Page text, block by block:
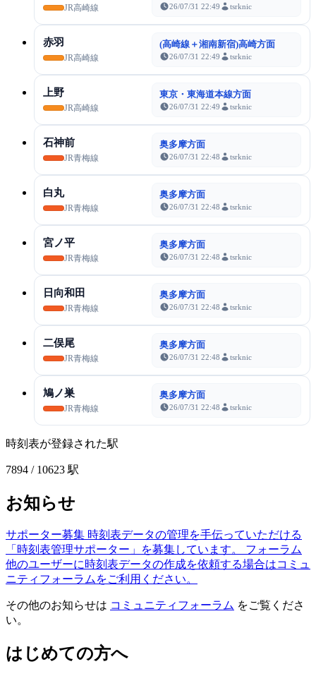
JR高崎線 26/07/31 22:49 tsrknic
赤羽
JR高崎線
(高崎線＋湘南新宿)高崎方面
26/07/31 22:49 tsrknic
上野
JR高崎線
東京・東海道本線方面
26/07/31 22:49 tsrknic
石神前
JR青梅線
奥多摩方面
26/07/31 22:48 tsrknic
白丸
JR青梅線
奥多摩方面
26/07/31 22:48 tsrknic
宮ノ平
JR青梅線
奥多摩方面
26/07/31 22:48 tsrknic
日向和田
JR青梅線
奥多摩方面
26/07/31 22:48 tsrknic
二俣尾
JR青梅線
奥多摩方面
26/07/31 22:48 tsrknic
鳩ノ巣
JR青梅線
奥多摩方面
26/07/31 22:48 tsrknic
時刻表が登録された駅
7894 / 10623 駅
お知らせ
サポーター募集 時刻表データの管理を手伝っていただける
「時刻表管理サポーター」を募集しています。
フォーラム
他のユーザーに時刻表データの作成を依頼する場合はコミュ
ニティフォーラムをご利用ください。
その他のお知らせは コミュニティフォーラム をご覧くださ
い。
はじめての方へ